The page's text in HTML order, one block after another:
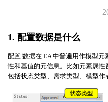
1. 配置数据是什么
配置 数据在 EA 中普遍用作模型
性和基值的元信息。比如元素属性
包括状态类型、需求类型、模型作